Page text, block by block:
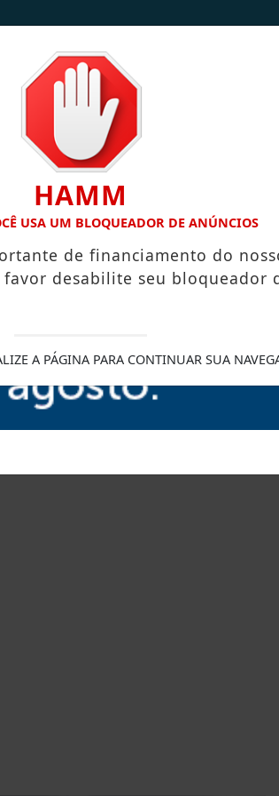
NOTÍCIAS /
DO PLANO DE MANEJO DO PARQUE
Prêmio
Renováveis
e a maior planta
em 2025
HAMM
USA UM BLOQUEADOR DE ANÚNCIOS
de financiamento do
desabilite seu bloqueador
A PÁGINA PARA CONTINUAR SUA